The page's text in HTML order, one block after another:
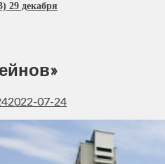
29 декабря
2022-07-24